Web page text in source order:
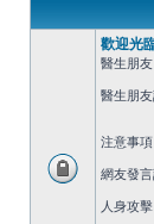
歡迎光
醫生朋
醫生朋
注意事項
網友發
人身攻